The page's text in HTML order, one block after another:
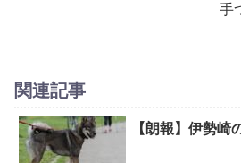
手
関連記事
【朗報】伊勢崎